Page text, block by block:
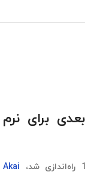
برای نرم
Akai